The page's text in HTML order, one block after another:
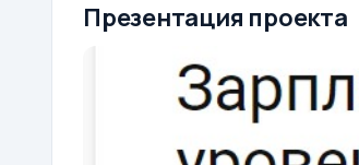
Презентация проекта